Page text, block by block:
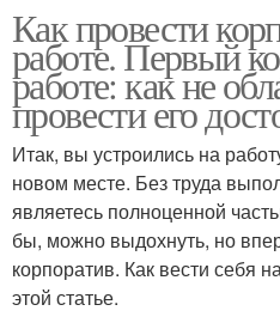
Как провести
работе. Первый
работе: как не
провести его
Итак, вы устроились на
новом месте. Без труда
являетесь полноценной
бы, можно выдохнуть, но
корпоратив. Как вести себя
этой статье.